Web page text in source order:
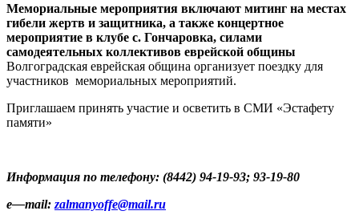
Мемориальные мероприятия включают митинг на местах
гибели жертв и защитника, а также концертное
мероприятие в клубе с. Гончаровка, силами
самодеятельных коллективов еврейской общины
Волгоградская еврейская община организует поездку для
участников мемориальных мероприятий.
Приглашаем принять участие и осветить в СМИ «Эстафету
памяти»
Информация по телефону: (8442) 94-19-93; 93-19-80
e—mail: zalmanyoffe@mail.ru